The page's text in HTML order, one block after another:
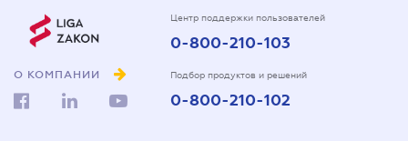
О КОМПАНИИ
Центр поддержки пользователей
0-800-210-103
Подбор продуктов и решений
0-800-210-102